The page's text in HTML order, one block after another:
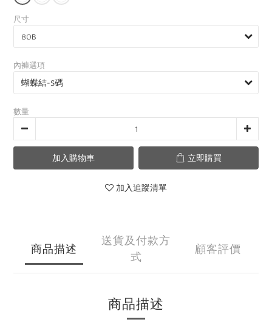
尺寸
內褲選項
數量
加入購物車 立即購買
加入追蹤清單
商品描述
送貨及付款方
式
顧客評價
商品描述